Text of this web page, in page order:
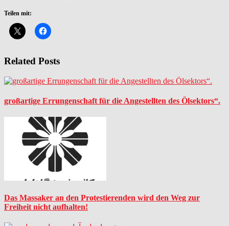
Teilen mit:
Related Posts
großartige Errungenschaft für die Angestellten des Ölsektors“.
Das Massaker an den Protestierenden wird den Weg zur
Freiheit nicht aufhalten!